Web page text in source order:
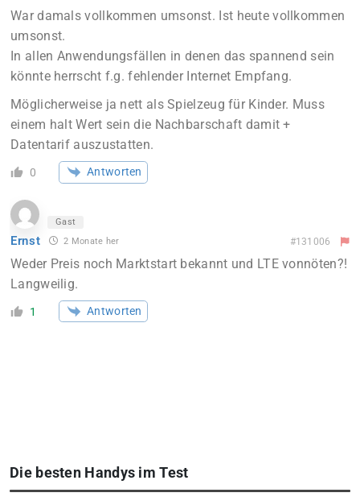
War damals vollkommen umsonst. Ist heute vollkommen
umsonst.
In allen Anwendungsfällen in denen das spannend sein
könnte herrscht f.g. fehlender Internet Empfang.
Möglicherweise ja nett als Spielzeug für Kinder. Muss
einem halt Wert sein die Nachbarschaft damit +
Datentarif auszustatten.
0 Antworten
Gast
Ernst 2 Monate her #131006
Weder Preis noch Marktstart bekannt und LTE vonnöten?!
Langweilig.
1 Antworten
Die besten Handys im Test